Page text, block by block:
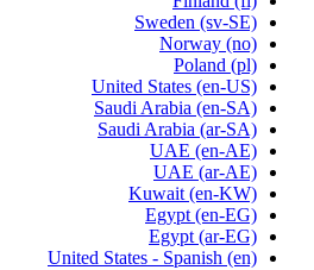
Sweden (sv-SE)
Norway (no)
Poland (pl)
United States (en-US)
Saudi Arabia (en-SA)
Saudi Arabia (ar-SA)
UAE (en-AE)
UAE (ar-AE)
Kuwait (en-KW)
Egypt (en-EG)
Egypt (ar-EG)
United States - Spanish (en)